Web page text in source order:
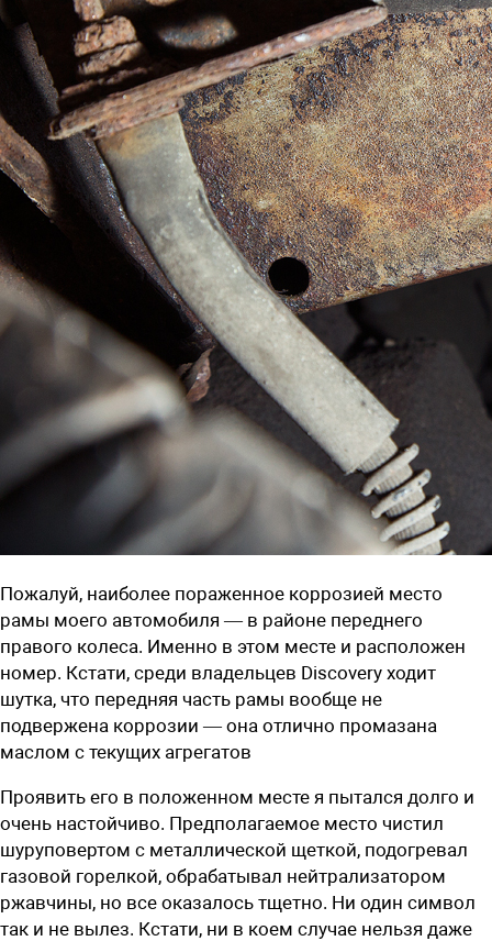
Пожалуй, наиболее пораженное коррозией место
рамы моего автомобиля — в районе переднего
правого колеса. Именно в этом месте и расположен
номер. Кстати, среди владельцев Discovery ходит
шутка, что передняя часть рамы вообще не
подвержена коррозии — она отлично промазана
маслом с текущих агрегатов
Проявить его в положенном месте я пытался долго и
очень настойчиво. Предполагаемое место чистил
шуруповертом с металлической щеткой, подогревал
газовой горелкой, обрабатывал нейтрализатором
ржавчины, но все оказалось тщетно. Ни один символ
так и не вылез. Кстати, ни в коем случае нельзя даже